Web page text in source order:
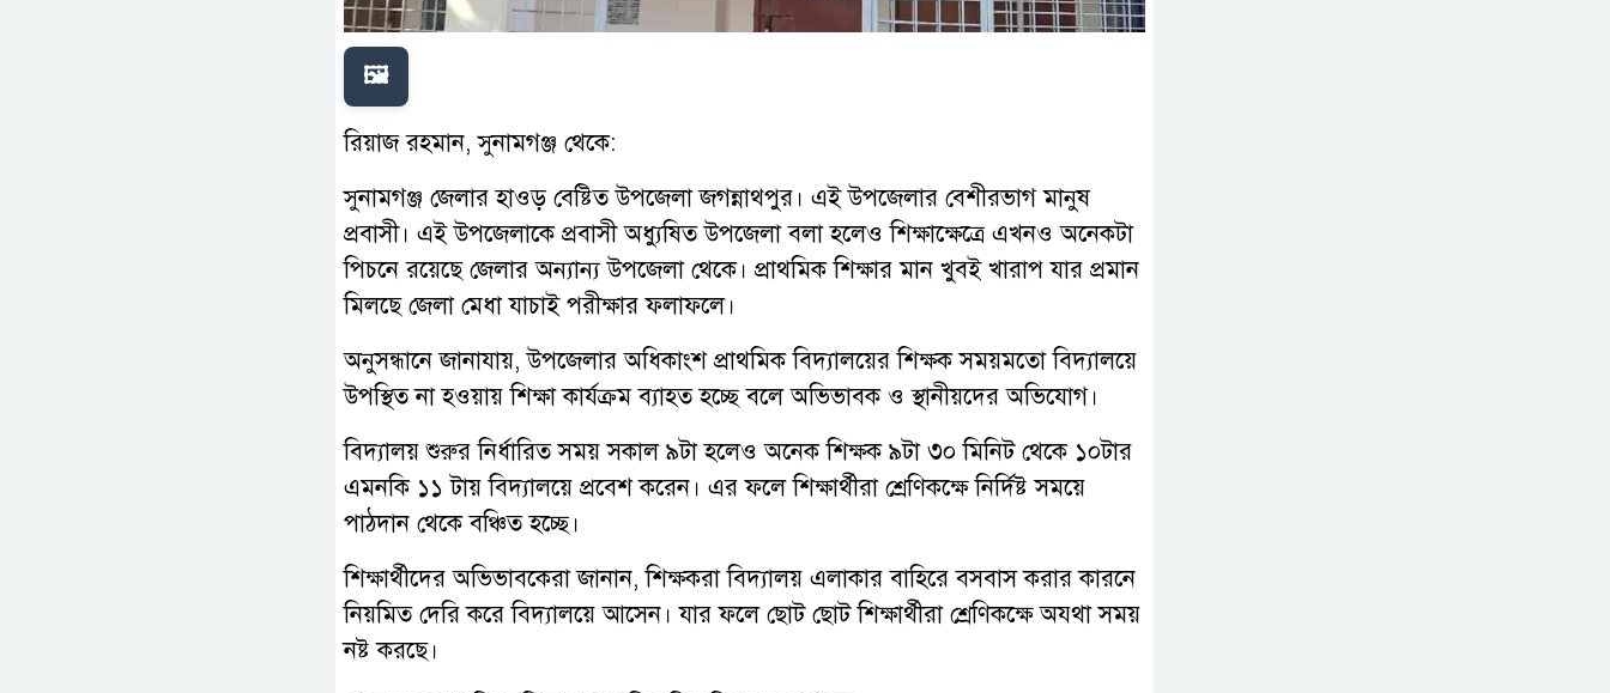
🖼️
রিয়াজ রহমান, সুনামগঞ্জ থেকে:
সুনামগঞ্জ জেলার হাওড় বেষ্টিত উপজেলা জগন্নাথপুর। এই উপজেলার বেশীরভাগ মানুষ
প্রবাসী। এই উপজেলাকে প্রবাসী অধ্যুষিত উপজেলা বলা হলেও শিক্ষাক্ষেত্রে এখনও অনেকটা
পিচনে রয়েছে জেলার অন্যান্য উপজেলা থেকে। প্রাথমিক শিক্ষার মান খুবই খারাপ যার প্রমান
মিলছে জেলা মেধা যাচাই পরীক্ষার ফলাফলে।
অনুসন্ধানে জানাযায়, উপজেলার অধিকাংশ প্রাথমিক বিদ্যালয়ের শিক্ষক সময়মতো বিদ্যালয়ে
উপস্থিত না হওয়ায় শিক্ষা কার্যক্রম ব্যাহত হচ্ছে বলে অভিভাবক ও স্থানীয়দের অভিযোগ।
বিদ্যালয় শুরুর নির্ধারিত সময় সকাল ৯টা হলেও অনেক শিক্ষক ৯টা ৩০ মিনিট থেকে ১০টার
এমনকি ১১ টায় বিদ্যালয়ে প্রবেশ করেন। এর ফলে শিক্ষার্থীরা শ্রেণিকক্ষে নির্দিষ্ট সময়ে
পাঠদান থেকে বঞ্চিত হচ্ছে।
শিক্ষার্থীদের অভিভাবকেরা জানান, শিক্ষকরা বিদ্যালয় এলাকার বাহিরে বসবাস করার কারনে
নিয়মিত দেরি করে বিদ্যালয়ে আসেন। যার ফলে ছোট ছোট শিক্ষার্থীরা শ্রেণিকক্ষে অযথা সময়
নষ্ট করছে।